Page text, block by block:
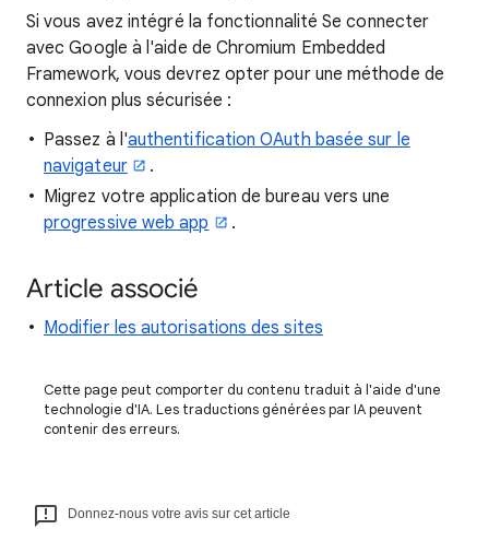
Si vous avez intégré la fonctionnalité Se connecter
avec Google à l'aide de Chromium Embedded
Framework, vous devrez opter pour une méthode de
connexion plus sécurisée :
Passez à l'authentification OAuth basée sur le
navigateur
.
Migrez votre application de bureau vers une
progressive web app
.
Article associé
Modifier les autorisations des sites
Cette page peut comporter du contenu traduit à l'aide d'une
technologie d'IA. Les traductions générées par IA peuvent
contenir des erreurs.
Donnez-nous votre avis sur cet article